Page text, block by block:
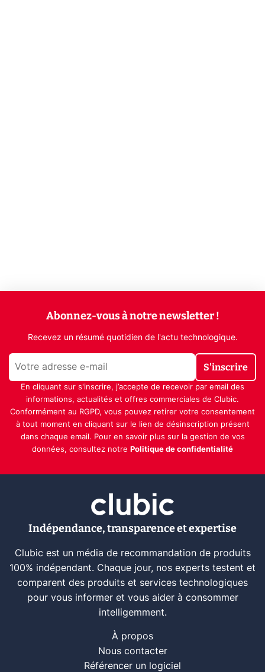
Abonnez-vous à notre newsletter !
Recevez un résumé quotidien de l'actu technologique.
S'inscrire
En cliquant sur s'inscrire, j’accepte de recevoir par email des
informations, actualités et offres commerciales de Clubic.
Conformément au RGPD, vous pouvez retirer votre consentement
à tout moment en cliquant sur le lien de désinscription présent
dans chaque email. Pour en savoir plus sur la gestion de vos
données, consultez notre Politique de confidentialité
Indépendance, transparence et expertise
Clubic est un média de recommandation de produits
100% indépendant. Chaque jour, nos experts testent et
comparent des produits et services technologiques
pour vous informer et vous aider à consommer
intelligemment.
À propos
Nous contacter
Référencer un logiciel